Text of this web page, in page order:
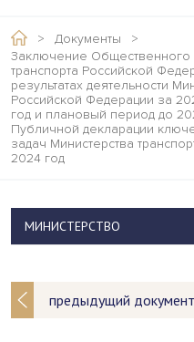
> Документы
>
Заключение Общественного
транспорта Российской
результатах деятельности
Российской Федерации за
год и плановый период до
Публичной декларации
задач Министерства
2024 год
предыдущий документ
МИНИСТЕРСТВО